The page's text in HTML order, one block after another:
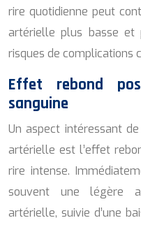
rire quotidienne peut
artérielle plus basse et
risques de complications
Effet rebond
sanguine
Un aspect intéressant
artérielle est l’effet
rire intense.
souvent une légère
artérielle, suivie d’une